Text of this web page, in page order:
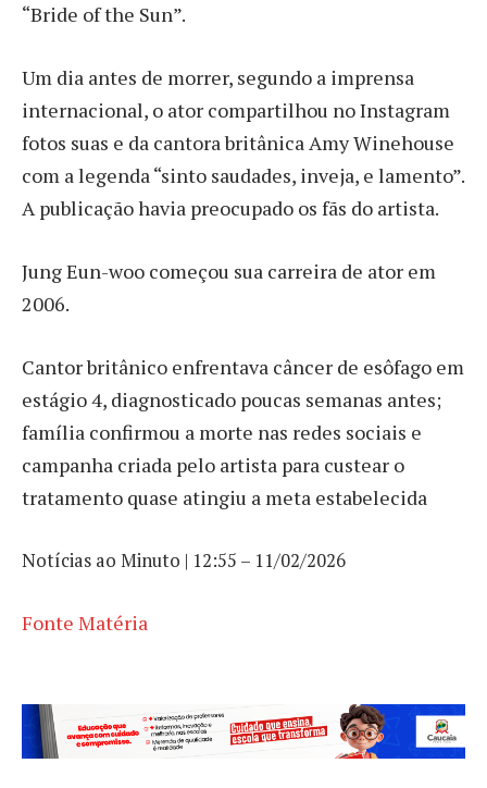
“Bride of the Sun”.
Um dia antes de morrer, segundo a imprensa
internacional, o ator compartilhou no Instagram
fotos suas e da cantora britânica Amy Winehouse
com a legenda “sinto saudades, inveja, e lamento”.
A publicação havia preocupado os fãs do artista.
Jung Eun-woo começou sua carreira de ator em
2006.
Cantor britânico enfrentava câncer de esôfago em
estágio 4, diagnosticado poucas semanas antes;
família confirmou a morte nas redes sociais e
campanha criada pelo artista para custear o
tratamento quase atingiu a meta estabelecida
Notícias ao Minuto | 12:55 – 11/02/2026
Fonte Matéria